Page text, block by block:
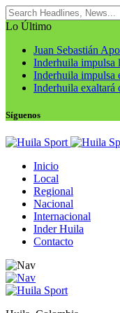
Lo Último
Juan Sebastián
Inderhuila impulsa
Inderhuila impulsa
Inderhuila exaltará
Síguenos
Inicio
Local
Regional
Nacional
Internacional
Inder Huila
Contacto